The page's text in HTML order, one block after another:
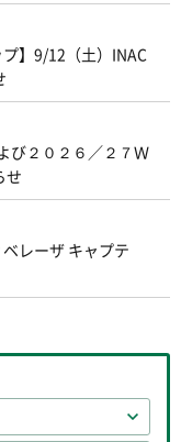
】9/12（土）INAC
び２０２６／２７Ｗ
せ
レーザ キャプテ